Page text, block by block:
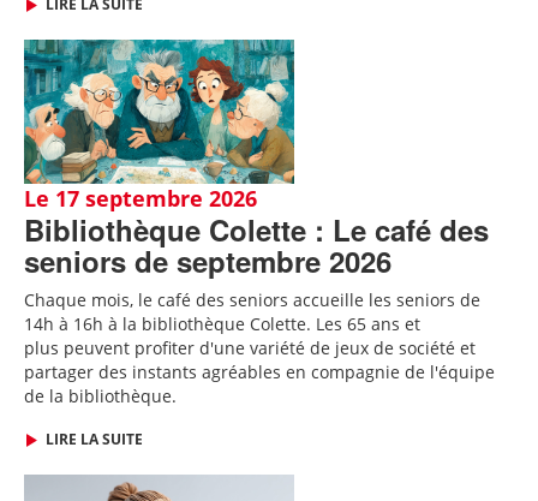
LIRE LA SUITE
Le 17 septembre 2026
Bibliothèque Colette : Le café des
seniors de septembre 2026
Chaque mois, le café des seniors accueille les seniors de
14h à 16h à la bibliothèque Colette. Les 65 ans et
plus peuvent profiter d'une variété de jeux de société et
partager des instants agréables en compagnie de l'équipe
de la bibliothèque.
LIRE LA SUITE